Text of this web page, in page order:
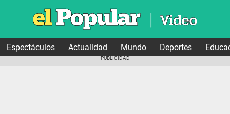
Espectáculos Actualidad Mundo Deportes